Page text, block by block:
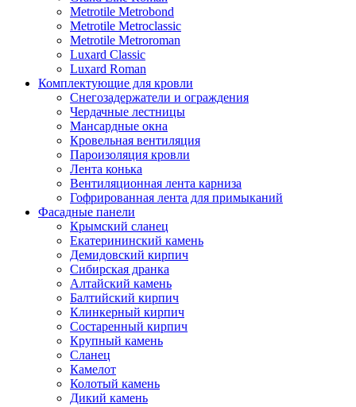
Metrotile Metrobond
Metrotile Metroclassic
Metrotile Metroroman
Luxard Classic
Luxard Roman
Комплектующие для кровли
Снегозадержатели и ограждения
Чердачные лестницы
Мансардные окна
Кровельная вентиляция
Пароизоляция кровли
Лента конька
Вентиляционная лента карниза
Гофрированная лента для примыканий
Фасадные панели
Крымский сланец
Екатерининский камень
Демидовский кирпич
Сибирская дранка
Алтайский камень
Балтийский кирпич
Клинкерный кирпич
Состаренный кирпич
Крупный камень
Сланец
Камелот
Колотый камень
Дикий камень